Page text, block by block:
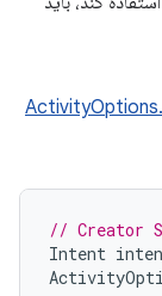
// Creator
Intent